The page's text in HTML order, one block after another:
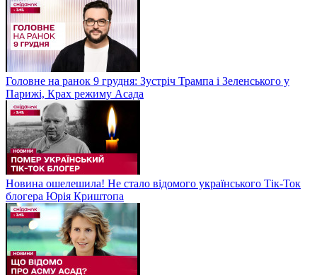
Головне на ранок 9 грудня: Зустріч Трампа і Зеленського у
Парижі, Крах режиму Асада
Новина ошелешила! Не стало відомого українського Тік-Ток
блогера Юрія Криштопа